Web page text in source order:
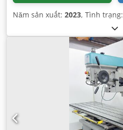
Năm sản xuất: 2023, Tình trạng: